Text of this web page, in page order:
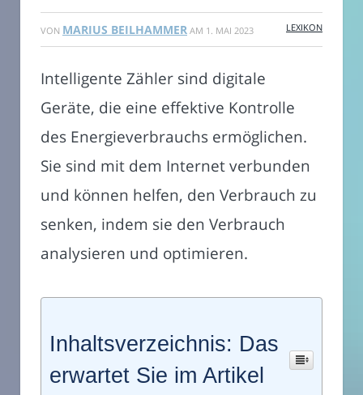
VON MARIUS BEILHAMMER AM 1. MAI 2023 LEXIKON
Intelligente Zähler sind digitale
Geräte, die eine effektive Kontrolle
des Energieverbrauchs ermöglichen.
Sie sind mit dem Internet verbunden
und können helfen, den Verbrauch zu
senken, indem sie den Verbrauch
analysieren und optimieren.
Inhaltsverzeichnis: Das
erwartet Sie im Artikel